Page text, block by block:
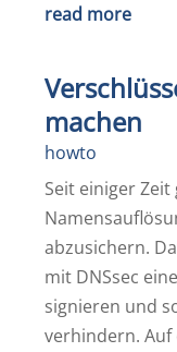
read more
machen
howto
Seit einiger
abzusichern.
mit DNSsec
signieren und
verhindern.